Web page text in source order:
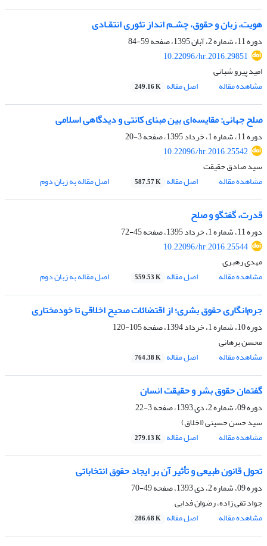
هویت، زبان و حقوق، چشـم انداز تئوری انتقـادی
دوره 11، شماره 2، آبان 1395، صفحه
59-84
10.22096/hr.2016.29851
امید پیرو شبانی
مشاهده مقاله
اصل مقاله 249.16 K
صلح جهانی: مقایسه‌ای بین مبنای کانتی و دیدگاهی اسلامی
دوره 11، شماره 1، خرداد 1395، صفحه
3-20
10.22096/hr.2016.25542
سید صادق حقیقت
مشاهده مقاله
اصل مقاله 587.57 K اصل مقاله به زبان دوم
قدرت، گفتگو و صلح
دوره 11، شماره 1، خرداد 1395، صفحه
45-72
10.22096/hr.2016.25544
مهدی رهبری
مشاهده مقاله
اصل مقاله 559.53 K اصل مقاله به زبان دوم
جرم‌انگاری حقوق بشری؛ از اقتضائات صحیح اخلاقی تا خود‌مختاری
دوره 10، شماره 1، خرداد 1394، صفحه
105-120
محسن برهانی
مشاهده مقاله
اصل مقاله 764.38 K
گفتمان حقوق بشر و حقیقت انسان
دوره 09، شماره 2، دی 1393، صفحه
3-22
سید حسن حسینی (اخلاق)
مشاهده مقاله
اصل مقاله 279.13 K
تحول قانون طبیعی و تأثیر آن بر ایجاد حقوق انتخاباتی
دوره 09، شماره 2، دی 1393، صفحه
49-70
جواد تقی زاده، رضوان فدایی
مشاهده مقاله
اصل مقاله 286.68 K